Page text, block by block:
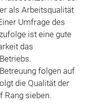
als Arbeitsqualität
Umfrage des
ist eine gute
das
folgen auf
die Qualität der
Rang sieben.